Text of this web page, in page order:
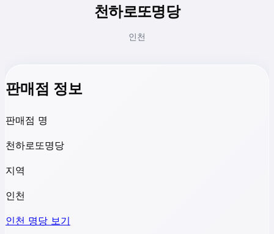
천하로또명당
인천
판매점 정보
판매점 명
천하로또명당
지역
인천
인천 명당 보기